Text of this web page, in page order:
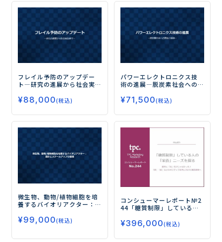
フレイル予防のアップデー
ト―研究の進展から社会実
¥88,000(税込)
パワーエレクトロニクス技
術の進展―脱炭素社会への
¥71,500(税込)
微生物、動物/植物細胞を培
養するバイオリアクター：
礎
¥99,000(税込)
コンシューマーレポート№2
44「糖質制限」している人
意外と「苦」だけじゃな
かった！「健」「楽」など
のポジティブ思考に向けた
¥396,000(税込)